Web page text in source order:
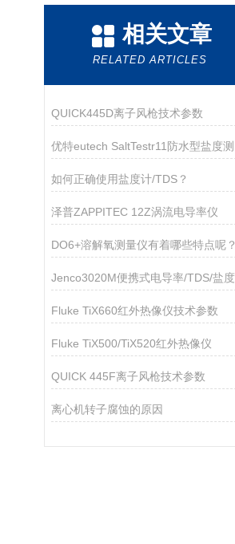
相关文章
RELATED ARTICLES
QUICK445D离子风枪技术参数
如何正确使用盐度计/TDS？
泽普ZAPPITEC 12Z涡流电导率仪
DO6+溶解氧测量仪有着哪些特点呢？
Fluke TiX660红外热像仪技术参数
Fluke TiX500/TiX520红外热像仪
QUICK 445F离子风枪技术参数
离心机转子腐蚀的原因